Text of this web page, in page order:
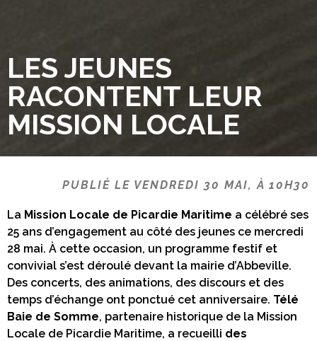
LES JEUNES
RACONTENT LEUR
MISSION LOCALE
PUBLIÉ LE VENDREDI 30 MAI, À 10H30
La Mission Locale de Picardie Maritime a célébré ses
25 ans d’engagement au côté des jeunes ce mercredi
28 mai. À cette occasion, un programme festif et
convivial s’est déroulé devant la mairie d’Abbeville.
Des concerts, des animations, des discours et des
temps d’échange ont ponctué cet anniversaire. Télé
Baie de Somme, partenaire historique de la Mission
Locale de Picardie Maritime, a recueilli des